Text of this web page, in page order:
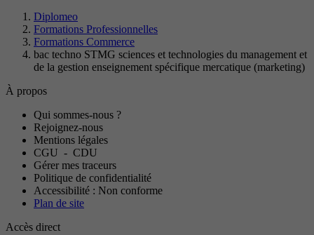
Diplomeo
Formations Professionnelles
Formations Commerce
bac techno STMG sciences et technologies du management et
de la gestion enseignement spécifique mercatique (marketing)
À propos
Qui sommes-nous ?
Rejoignez-nous
Mentions légales
CGU - CDU
Gérer mes traceurs
Politique de confidentialité
Accessibilité : Non conforme
Plan de site
Accès direct